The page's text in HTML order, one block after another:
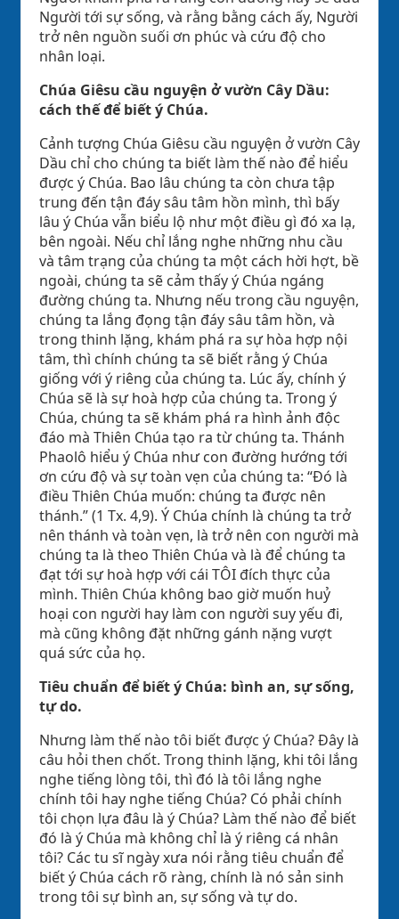
Người tới sự sống, và rằng bằng cách ấy, Người
trở nên nguồn suối ơn phúc và cứu độ cho
nhân loại.
Chúa Giêsu cầu nguyện ở vườn Cây Dầu:
cách thế để biết ý Chúa.
Cảnh tượng Chúa Giêsu cầu nguyện ở vườn Cây
Dầu chỉ cho chúng ta biết làm thế nào để hiểu
được ý Chúa. Bao lâu chúng ta còn chưa tập
trung đến tận đáy sâu tâm hồn mình, thì bấy
lâu ý Chúa vẫn biểu lộ như một điều gì đó xa lạ,
bên ngoài. Nếu chỉ lắng nghe những nhu cầu
và tâm trạng của chúng ta một cách hời hợt, bề
ngoài, chúng ta sẽ cảm thấy ý Chúa ngáng
đường chúng ta. Nhưng nếu trong cầu nguyện,
chúng ta lắng đọng tận đáy sâu tâm hồn, và
trong thinh lặng, khám phá ra sự hòa hợp nội
tâm, thì chính chúng ta sẽ biết rằng ý Chúa
giống với ý riêng của chúng ta. Lúc ấy, chính ý
Chúa sẽ là sự hoà hợp của chúng ta. Trong ý
Chúa, chúng ta sẽ khám phá ra hình ảnh độc
đáo mà Thiên Chúa tạo ra từ chúng ta. Thánh
Phaolô hiểu ý Chúa như con đường hướng tới
ơn cứu độ và sự toàn vẹn của chúng ta: “Đó là
điều Thiên Chúa muốn: chúng ta được nên
thánh.” (1 Tx. 4,9). Ý Chúa chính là chúng ta trở
nên thánh và toàn vẹn, là trở nên con người mà
chúng ta là theo Thiên Chúa và là để chúng ta
đạt tới sự hoà hợp với cái TÔI đích thực của
mình. Thiên Chúa không bao giờ muốn huỷ
hoại con người hay làm con người suy yếu đi,
mà cũng không đặt những gánh nặng vượt
quá sức của họ.
Tiêu chuẩn để biết ý Chúa: bình an, sự sống,
tự do.
Nhưng làm thế nào tôi biết được ý Chúa? Đây là
câu hỏi then chốt. Trong thinh lặng, khi tôi lắng
nghe tiếng lòng tôi, thì đó là tôi lắng nghe
chính tôi hay nghe tiếng Chúa? Có phải chính
tôi chọn lựa đâu là ý Chúa? Làm thế nào để biết
đó là ý Chúa mà không chỉ là ý riêng cá nhân
tôi? Các tu sĩ ngày xưa nói rằng tiêu chuẩn để
biết ý Chúa cách rõ ràng, chính là nó sản sinh
trong tôi sự bình an, sự sống và tự do.